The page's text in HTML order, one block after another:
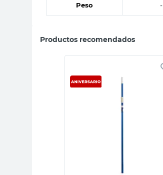
Peso -
Productos recomendados